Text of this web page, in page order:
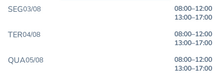
SEG03/08 08:00–12:00
13:00–17:00
TER04/08 08:00–12:00
13:00–17:00
QUA05/08 08:00–12:00
13:00–17:00